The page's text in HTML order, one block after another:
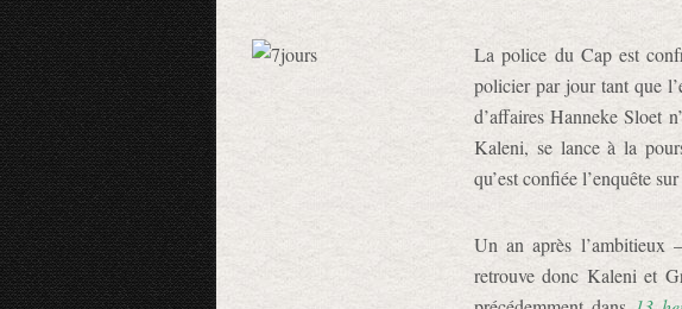
La police du Cap est
policier par jour tant que
d’affaires Hanneke Sloet
Kaleni, se lance à la
qu’est confiée l’enquête
Un an après
retrouve donc Kaleni et